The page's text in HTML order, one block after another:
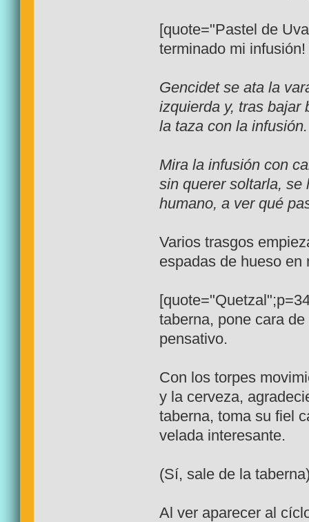
[quote="Pastel de
terminado mi
Gencidet se ata la
izquierda y, tras bajar
la taza con la
Mira la infusión con
sin querer soltarla, se
humano, a ver qué
Varios trasgos
espadas de hueso
taberna, pone cara
pensativo.
Con los torpes
y la cerveza,
taberna, toma su fiel
velada interesante.
(Sí, sale de la
Al ver aparecer al